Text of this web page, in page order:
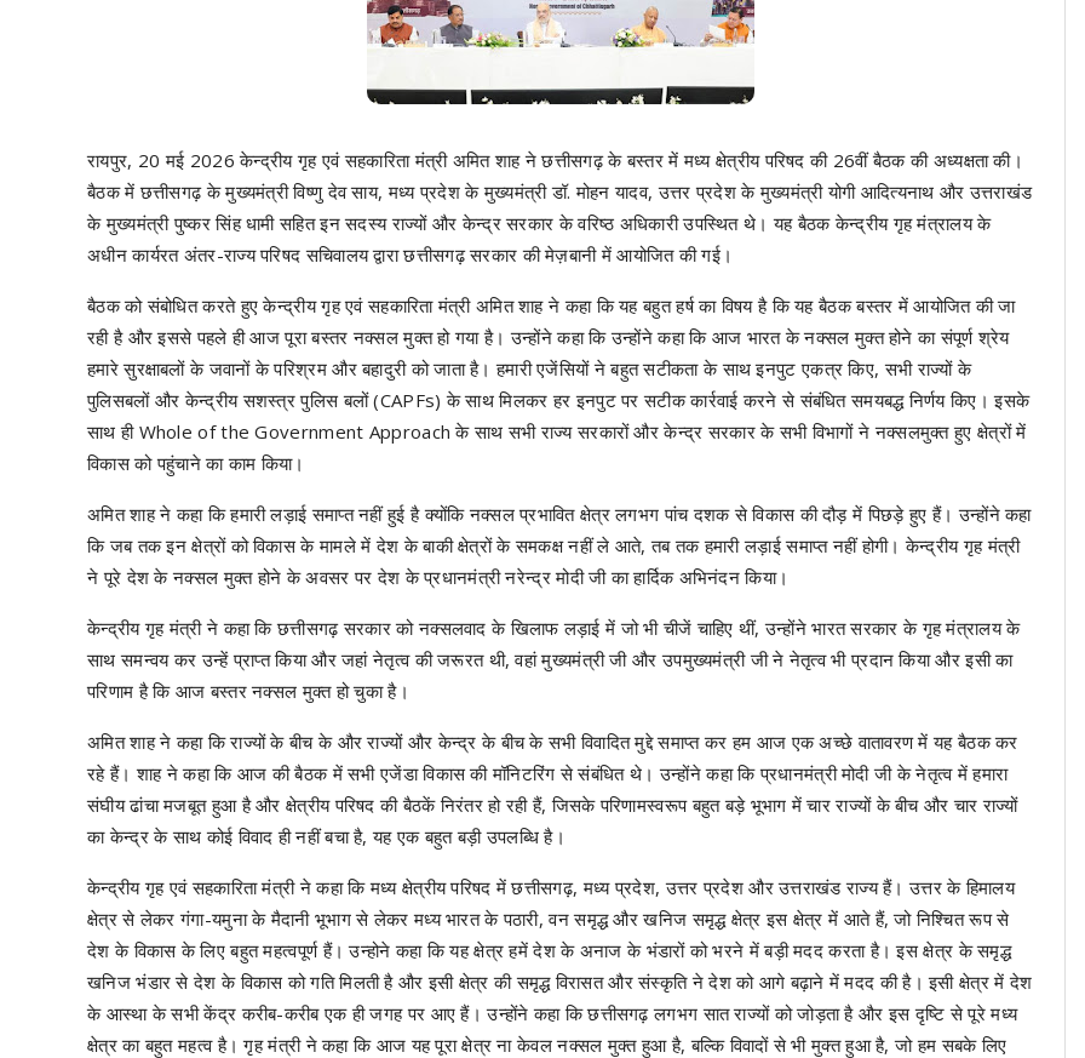
रायपुर, 20 मई 2026 केन्द्रीय गृह एवं सहकारिता मंत्री अमित शाह ने छत्तीसगढ़ के बस्तर में मध्य क्षेत्रीय परिषद की 26वीं बैठक की अध्यक्षता की।
बैठक में छत्तीसगढ़ के मुख्यमंत्री विष्णु देव साय, मध्य प्रदेश के मुख्यमंत्री डॉ. मोहन यादव, उत्तर प्रदेश के मुख्यमंत्री योगी आदित्यनाथ और उत्तराखंड
के मुख्यमंत्री पुष्कर सिंह धामी सहित इन सदस्य राज्यों और केन्द्र सरकार के वरिष्ठ अधिकारी उपस्थित थे। यह बैठक केन्द्रीय गृह मंत्रालय के
अधीन कार्यरत अंतर-राज्य परिषद सचिवालय द्वारा छत्तीसगढ़ सरकार की मेज़बानी में आयोजित की गई।
बैठक को संबोधित करते हुए केन्द्रीय गृह एवं सहकारिता मंत्री अमित शाह ने कहा कि यह बहुत हर्ष का विषय है कि यह बैठक बस्तर में आयोजित की जा
रही है और इससे पहले ही आज पूरा बस्तर नक्सल मुक्त हो गया है। उन्होंने कहा कि उन्होंने कहा कि आज भारत के नक्सल मुक्त होने का संपूर्ण श्रेय
हमारे सुरक्षाबलों के जवानों के परिश्रम और बहादुरी को जाता है। हमारी एजेंसियों ने बहुत सटीकता के साथ इनपुट एकत्र किए, सभी राज्यों के
पुलिसबलों और केन्द्रीय सशस्त्र पुलिस बलों (CAPFs) के साथ मिलकर हर इनपुट पर सटीक कार्रवाई करने से संबंधित समयबद्ध निर्णय किए। इसके
साथ ही Whole of the Government Approach के साथ सभी राज्य सरकारों और केन्द्र सरकार के सभी विभागों ने नक्सलमुक्त हुए क्षेत्रों में
विकास को पहुंचाने का काम किया।
अमित शाह ने कहा कि हमारी लड़ाई समाप्त नहीं हुई है क्योंकि नक्सल प्रभावित क्षेत्र लगभग पांच दशक से विकास की दौड़ में पिछड़े हुए हैं। उन्होंने कहा
कि जब तक इन क्षेत्रों को विकास के मामले में देश के बाकी क्षेत्रों के समकक्ष नहीं ले आते, तब तक हमारी लड़ाई समाप्त नहीं होगी। केन्द्रीय गृह मंत्री
ने पूरे देश के नक्सल मुक्त होने के अवसर पर देश के प्रधानमंत्री नरेन्द्र मोदी जी का हार्दिक अभिनंदन किया।
केन्द्रीय गृह मंत्री ने कहा कि छत्तीसगढ़ सरकार को नक्सलवाद के खिलाफ लड़ाई में जो भी चीजें चाहिए थीं, उन्होंने भारत सरकार के गृह मंत्रालय के
साथ समन्वय कर उन्हें प्राप्त किया और जहां नेतृत्व की जरूरत थी, वहां मुख्यमंत्री जी और उपमुख्यमंत्री जी ने नेतृत्व भी प्रदान किया और इसी का
परिणाम है कि आज बस्तर नक्सल मुक्त हो चुका है।
अमित शाह ने कहा कि राज्यों के बीच के और राज्यों और केन्द्र के बीच के सभी विवादित मुद्दे समाप्त कर हम आज एक अच्छे वातावरण में यह बैठक कर
रहे हैं। शाह ने कहा कि आज की बैठक में सभी एजेंडा विकास की मॉनिटरिंग से संबंधित थे। उन्होंने कहा कि प्रधानमंत्री मोदी जी के नेतृत्व में हमारा
संघीय ढांचा मजबूत हुआ है और क्षेत्रीय परिषद की बैठकें निरंतर हो रही हैं, जिसके परिणामस्वरूप बहुत बड़े भूभाग में चार राज्यों के बीच और चार राज्यों
का केन्द्र के साथ कोई विवाद ही नहीं बचा है, यह एक बहुत बड़ी उपलब्धि है।
केन्द्रीय गृह एवं सहकारिता मंत्री ने कहा कि मध्य क्षेत्रीय परिषद में छत्तीसगढ़, मध्य प्रदेश, उत्तर प्रदेश और उत्तराखंड राज्य हैं। उत्तर के हिमालय
क्षेत्र से लेकर गंगा-यमुना के मैदानी भूभाग से लेकर मध्य भारत के पठारी, वन समृद्ध और खनिज समृद्ध क्षेत्र इस क्षेत्र में आते हैं, जो निश्चित रूप से
देश के विकास के लिए बहुत महत्वपूर्ण हैं। उन्होने कहा कि यह क्षेत्र हमें देश के अनाज के भंडारों को भरने में बड़ी मदद करता है। इस क्षेत्र के समृद्ध
खनिज भंडार से देश के विकास को गति मिलती है और इसी क्षेत्र की समृद्ध विरासत और संस्कृति ने देश को आगे बढ़ाने में मदद की है। इसी क्षेत्र में देश
के आस्था के सभी केंद्र करीब-करीब एक ही जगह पर आए हैं। उन्होंने कहा कि छत्तीसगढ़ लगभग सात राज्यों को जोड़ता है और इस दृष्टि से पूरे मध्य
क्षेत्र का बहुत महत्व है। गृह मंत्री ने कहा कि आज यह पूरा क्षेत्र ना केवल नक्सल मुक्त हुआ है, बल्कि विवादों से भी मुक्त हुआ है, जो हम सबके लिए